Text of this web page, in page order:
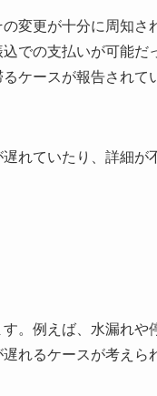
変更が十分に周知さ
での支払いが可能だ
ケースが報告されて
れていたり、詳細が
。例えば、水漏れや
れるケースが考えら